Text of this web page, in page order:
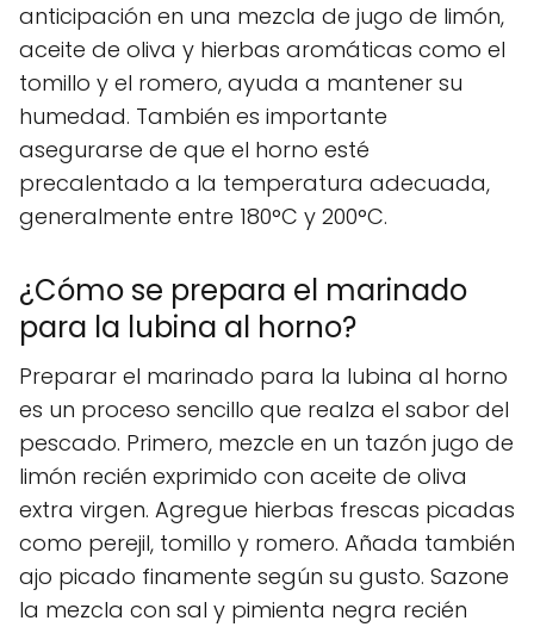
anticipación en una mezcla de jugo de limón,
aceite de oliva y hierbas aromáticas como el
tomillo y el romero, ayuda a mantener su
humedad. También es importante
asegurarse de que el horno esté
precalentado a la temperatura adecuada,
generalmente entre 180°C y 200°C.
¿Cómo se prepara el marinado
para la lubina al horno?
Preparar el marinado para la lubina al horno
es un proceso sencillo que realza el sabor del
pescado. Primero, mezcle en un tazón jugo de
limón recién exprimido con aceite de oliva
extra virgen. Agregue hierbas frescas picadas
como perejil, tomillo y romero. Añada también
ajo picado finamente según su gusto. Sazone
la mezcla con sal y pimienta negra recién